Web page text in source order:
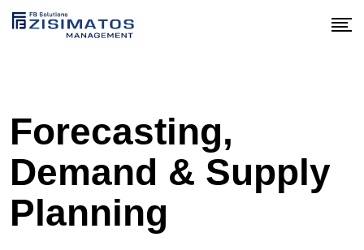
Forecasting,
Demand & Supply
Planning